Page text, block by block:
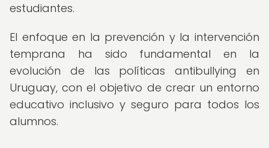
estudiantes.
El enfoque en la prevención y la intervención
temprana ha sido fundamental en la
evolución de las políticas antibullying en
Uruguay, con el objetivo de crear un entorno
educativo inclusivo y seguro para todos los
alumnos.